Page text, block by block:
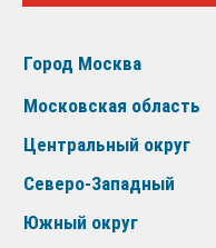
Город Москва
Московская область
Центральный округ
Северо-Западный
Южный округ